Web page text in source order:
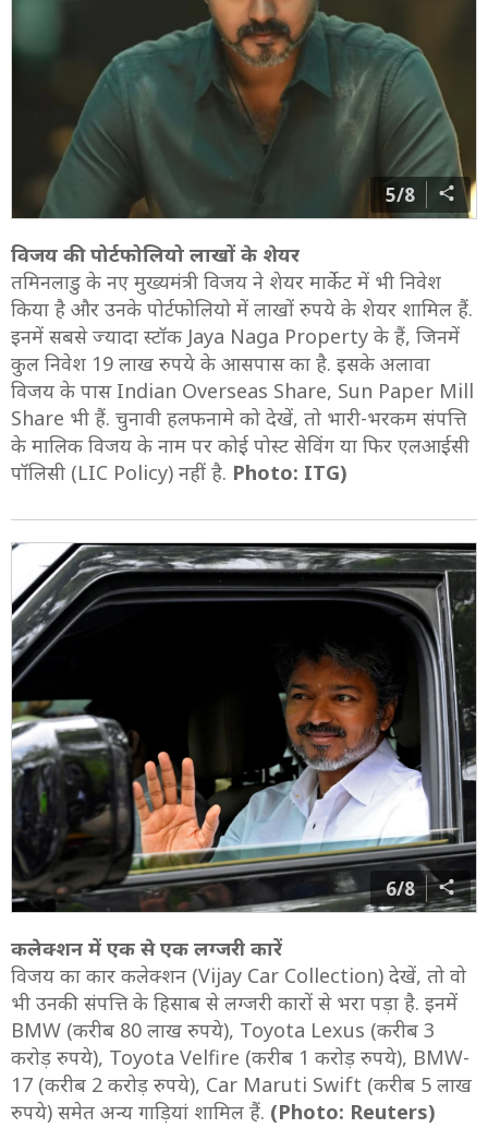
5/8
विजय की पोर्टफोलियो लाखों के शेयर
तमिनलाडु के नए मुख्यमंत्री विजय ने शेयर मार्केट में भी निवेश
किया है और उनके पोर्टफोलियो में लाखों रुपये के शेयर शामिल हैं.
इनमें सबसे ज्यादा स्टॉक Jaya Naga Property के हैं, जिनमें
कुल निवेश 19 लाख रुपये के आसपास का है. इसके अलावा
विजय के पास Indian Overseas Share, Sun Paper Mill
Share भी हैं. चुनावी हलफनामे को देखें, तो भारी-भरकम संपत्ति
के मालिक विजय के नाम पर कोई पोस्ट सेविंग या फिर एलआईसी
पॉलिसी (LIC Policy) नहीं है. Photo: ITG)
6/8
कलेक्शन में एक से एक लग्जरी कारें
विजय का कार कलेक्शन (Vijay Car Collection) देखें, तो वो
भी उनकी संपत्ति के हिसाब से लग्जरी कारों से भरा पड़ा है. इनमें
BMW (करीब 80 लाख रुपये), Toyota Lexus (करीब 3
करोड़ रुपये), Toyota Velfire (करीब 1 करोड़ रुपये), BMW-
17 (करीब 2 करोड़ रुपये), Car Maruti Swift (करीब 5 लाख
रुपये) समेत अन्य गाड़ियां शामिल हैं. (Photo: Reuters)